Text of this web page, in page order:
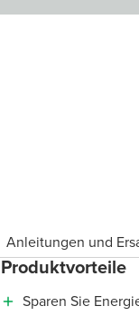
Anleitungen und
Produktvorteile
Sparen Sie